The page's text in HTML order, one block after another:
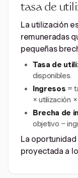
tasa de
La utilización
remuneradas
pequeñas
Tasa de
disponibles.
Ingresos =
× utilización
Brecha de
objetivo −
La oportunidad
proyectada a